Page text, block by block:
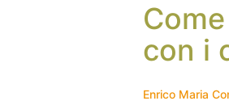
con i
Enrico Maria